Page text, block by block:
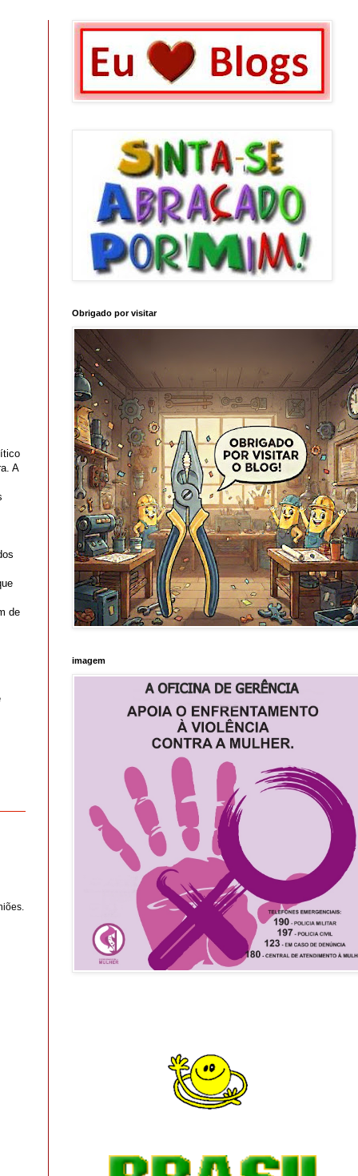
A
de
Obrigado por visitar
imagem